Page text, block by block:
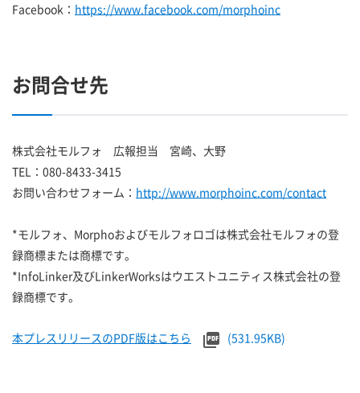
Facebook： https://www.facebook.com/morphoinc
お問合せ先
株式会社モルフォ 広報担当 宮崎、大野
TEL：080-8433-3415
お問い合わせフォーム： http://www.morphoinc.com/contact
*モルフォ、Morphoおよびモルフォロゴは株式会社モルフォの登
録商標または商標です。
*InfoLinker及びLinkerWorksはウエストユニティス株式会社の登
録商標です。
本プレスリリースのPDF版はこちら (531.95KB)